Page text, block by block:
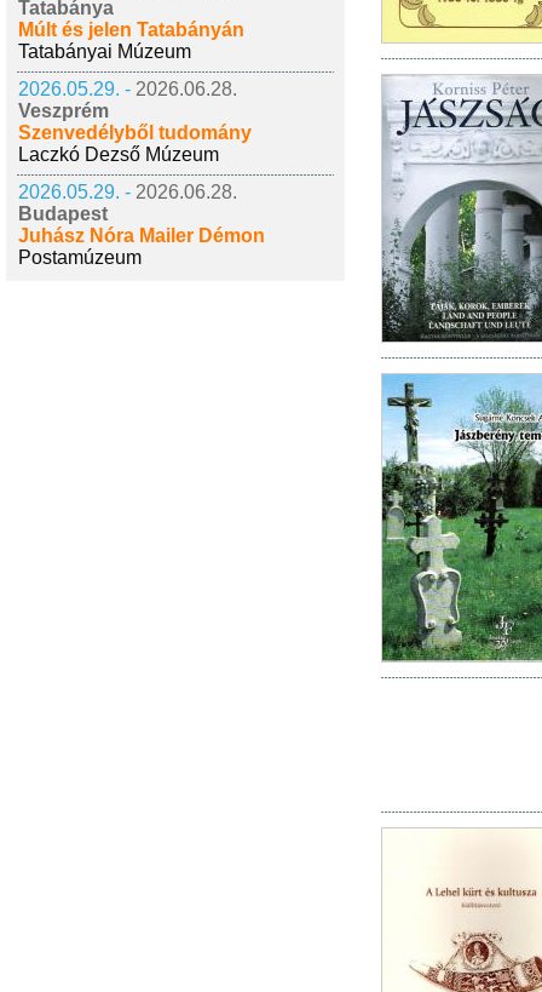
Tatabánya
Múlt és jelen Tatabányán
Tatabányai Múzeum
2026.05.29. - 2026.06.28.
Veszprém
Szenvedélyből tudomány
Laczkó Dezső Múzeum
2026.05.29. - 2026.06.28.
Budapest
Juhász Nóra Mailer Démon
Postamúzeum